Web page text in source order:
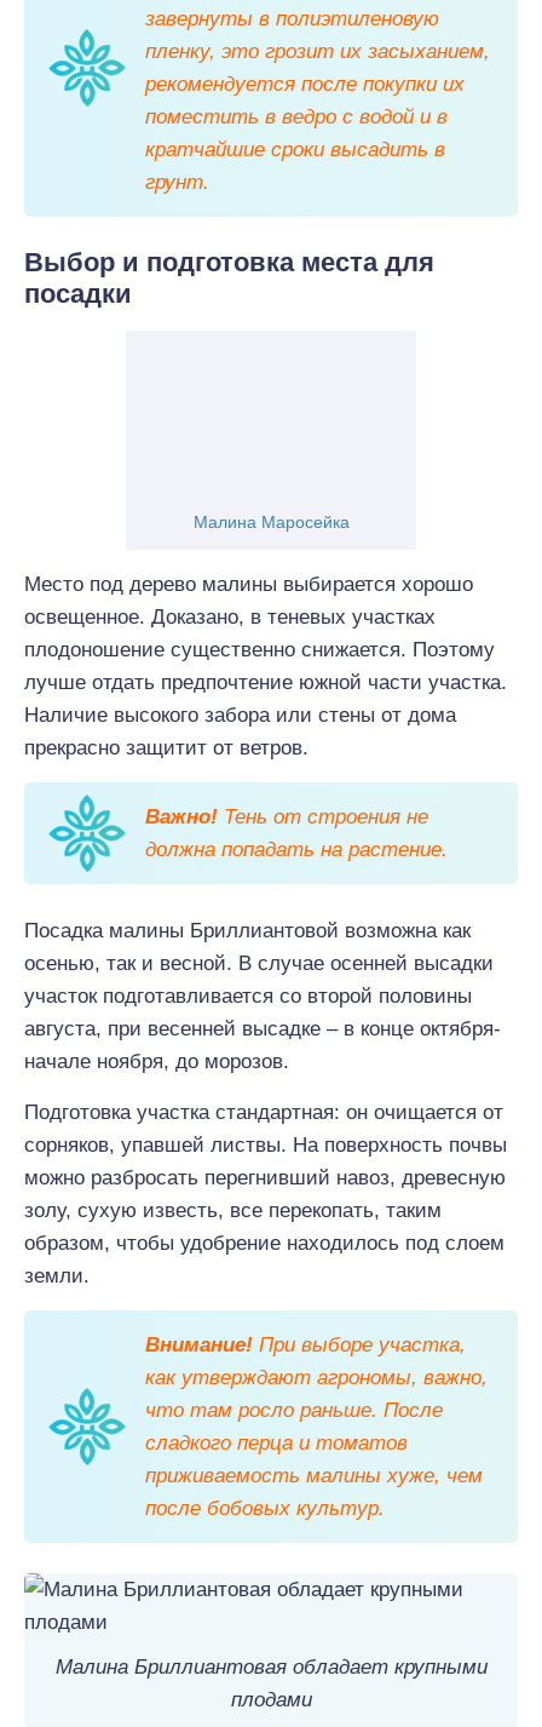
завернуты в полиэтиленовую
пленку, это грозит их засыханием,
рекомендуется после покупки их
поместить в ведро с водой и в
кратчайшие сроки высадить в
грунт.
Выбор и подготовка места для
посадки
Малина Маросейка
Место под дерево малины выбирается хорошо
освещенное. Доказано, в теневых участках
плодоношение существенно снижается. Поэтому
лучше отдать предпочтение южной части участка.
Наличие высокого забора или стены от дома
прекрасно защитит от ветров.
Важно! Тень от строения не
должна попадать на растение.
Посадка малины Бриллиантовой возможна как
осенью, так и весной. В случае осенней высадки
участок подготавливается со второй половины
августа, при весенней высадке – в конце октября-
начале ноября, до морозов.
Подготовка участка стандартная: он очищается от
сорняков, упавшей листвы. На поверхность почвы
можно разбросать перегнивший навоз, древесную
золу, сухую известь, все перекопать, таким
образом, чтобы удобрение находилось под слоем
земли.
Внимание! При выборе участка,
как утверждают агрономы, важно,
что там росло раньше. После
сладкого перца и томатов
приживаемость малины хуже, чем
после бобовых культур.
Малина Бриллиантовая обладает крупными
плодами